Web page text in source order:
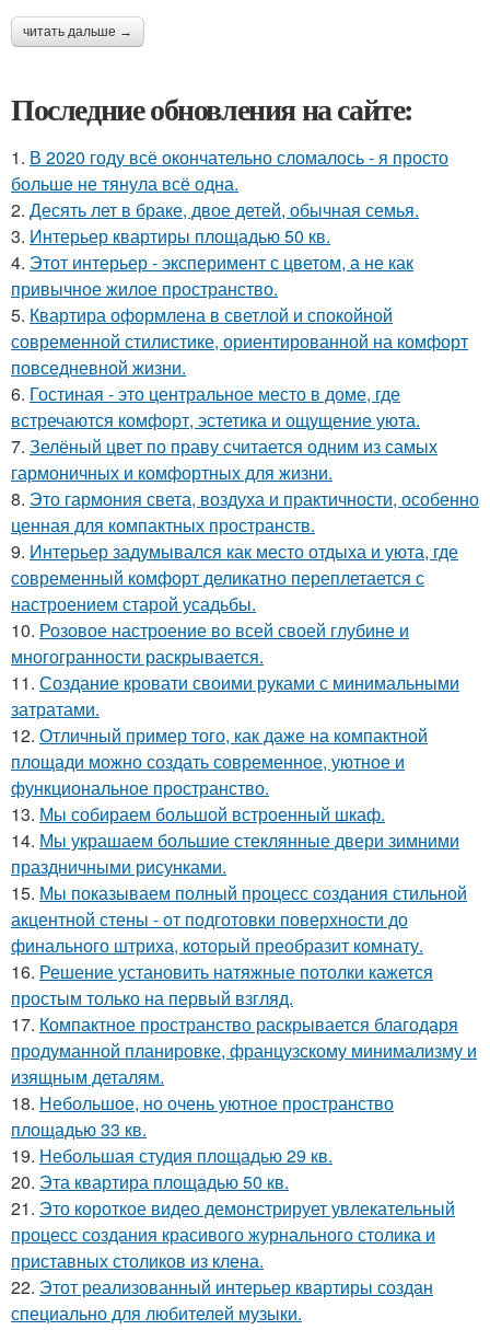
читать дальше →
Последние обновления на сайте:
1. В 2020 году всё окончательно сломалось - я просто
больше не тянула всё одна.
2. Десять лет в браке, двое детей, обычная семья.
3. Интерьер квартиры площадью 50 кв.
4. Этот интерьер - эксперимент с цветом, а не как
привычное жилое пространство.
5. Квартира оформлена в светлой и спокойной
современной стилистике, ориентированной на комфорт
повседневной жизни.
6. Гостиная - это центральное место в доме, где
встречаются комфорт, эстетика и ощущение уюта.
7. Зелёный цвет по праву считается одним из самых
гармоничных и комфортных для жизни.
8. Это гармония света, воздуха и практичности, особенно
ценная для компактных пространств.
9. Интерьер задумывался как место отдыха и уюта, где
современный комфорт деликатно переплетается с
настроением старой усадьбы.
10. Розовое настроение во всей своей глубине и
многогранности раскрывается.
11. Создание кровати своими руками с минимальными
затратами.
12. Отличный пример того, как даже на компактной
площади можно создать современное, уютное и
функциональное пространство.
13. Мы собираем большой встроенный шкаф.
14. Мы украшаем большие стеклянные двери зимними
праздничными рисунками.
15. Мы показываем полный процесс создания стильной
акцентной стены - от подготовки поверхности до
финального штриха, который преобразит комнату.
16. Решение установить натяжные потолки кажется
простым только на первый взгляд.
17. Компактное пространство раскрывается благодаря
продуманной планировке, французскому минимализму и
изящным деталям.
18. Небольшое, но очень уютное пространство
площадью 33 кв.
19. Небольшая студия площадью 29 кв.
20. Эта квартира площадью 50 кв.
21. Это короткое видео демонстрирует увлекательный
процесс создания красивого журнального столика и
приставных столиков из клена.
22. Этот реализованный интерьер квартиры создан
специально для любителей музыки.